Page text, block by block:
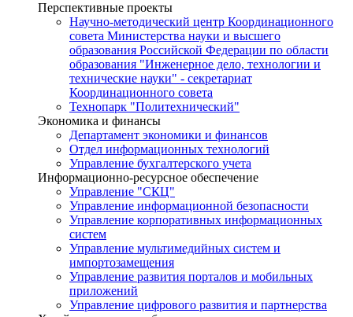
Перспективные проекты
Научно-методический центр Координационного
совета Министерства науки и высшего
образования Российской Федерации по области
образования "Инженерное дело, технологии и
технические науки" - секретариат
Координационного совета
Технопарк "Политехнический"
Экономика и финансы
Департамент экономики и финансов
Отдел информационных технологий
Управление бухгалтерского учета
Информационно-ресурсное обеспечение
Управление "СКЦ"
Управление информационной безопасности
Управление корпоративных информационных
систем
Управление мультимедийных систем и
импортозамещения
Управление развития порталов и мобильных
приложений
Управление цифрового развития и партнерства